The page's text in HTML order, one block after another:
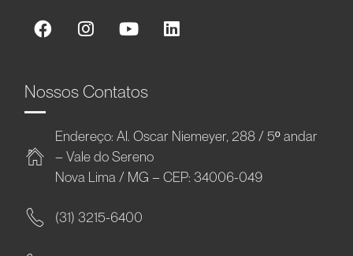
Nossos Contatos
Endereço: Al. Oscar Niemeyer, 288 / 5º andar
– Vale do Sereno
Nova Lima / MG – CEP: 34006-049
(31) 3215-6400